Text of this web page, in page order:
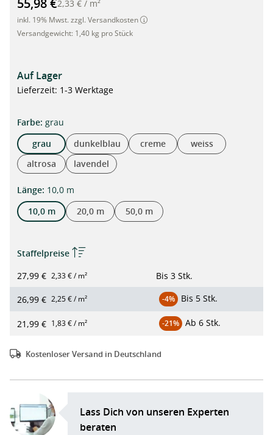
55,98 €2,33 € / m²
inkl. 19% Mwst. zzgl. Versandkosten
Versandgewicht: 1,40 kg pro Stück
Auf Lager
Lieferzeit: 1-3 Werktage
Farbeauswählen
: grau
grau
dunkelblau creme
weiss
altrosa
lavendel
Längeauswählen
: 10,0 m
10,0 m
20,0 m 50,0 m
Staffelpreise
27,99 € 2,33 € / m² Bis 3 Stk.
26,99 € 2,25 € / m² -4% Bis 5 Stk.
21,99 € 1,83 € / m² -21% Ab 6 Stk.
Kostenloser Versand in Deutschland
Lass Dich von unseren Experten
beraten